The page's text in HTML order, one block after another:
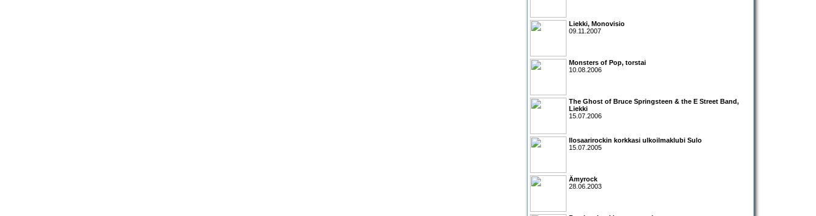
Liekki, Monovisio
09.11.2007
Monsters of Pop, torstai
10.08.2006
The Ghost of Bruce Springsteen & the E Street Band,
Liekki
15.07.2006
Ilosaarirockin korkkasi ulkoilmaklubi Sulo
15.07.2005
Ämyrock
28.06.2003